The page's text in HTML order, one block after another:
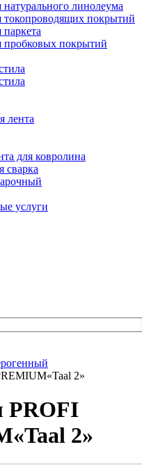
натурального линолеума
токопроводящих покрытий
пробковых покрытий
лента
для ковролина
сварка
услуги
2»
PROFI
2»